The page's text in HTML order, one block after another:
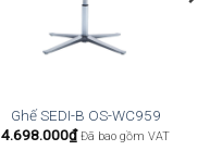
Ghế SEDI-B OS-WC959
4.698.000₫ Đã bao gồm VAT